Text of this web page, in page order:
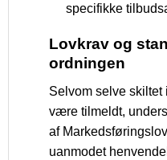
specifikke
Lovkrav og
ordningen
Selvom selve skiltet
være tilmeldt,
af
uanmodet